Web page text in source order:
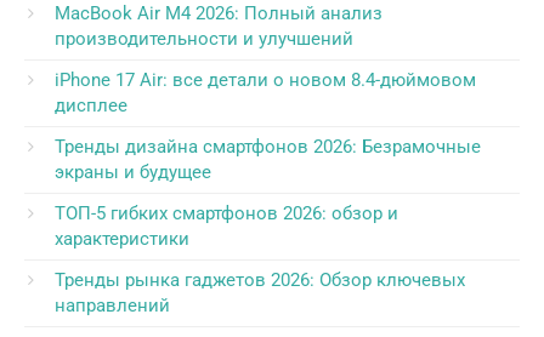
MacBook Air M4 2026: Полный анализ
производительности и улучшений
iPhone 17 Air: все детали о новом 8.4-дюймовом
дисплее
Тренды дизайна смартфонов 2026: Безрамочные
экраны и будущее
ТОП-5 гибких смартфонов 2026: обзор и
характеристики
Тренды рынка гаджетов 2026: Обзор ключевых
направлений